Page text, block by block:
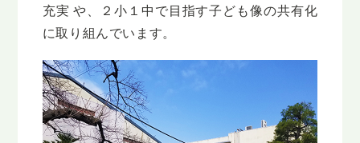
充実 や、２小１中で目指す子ども像の共有化
に取り組んでいます。